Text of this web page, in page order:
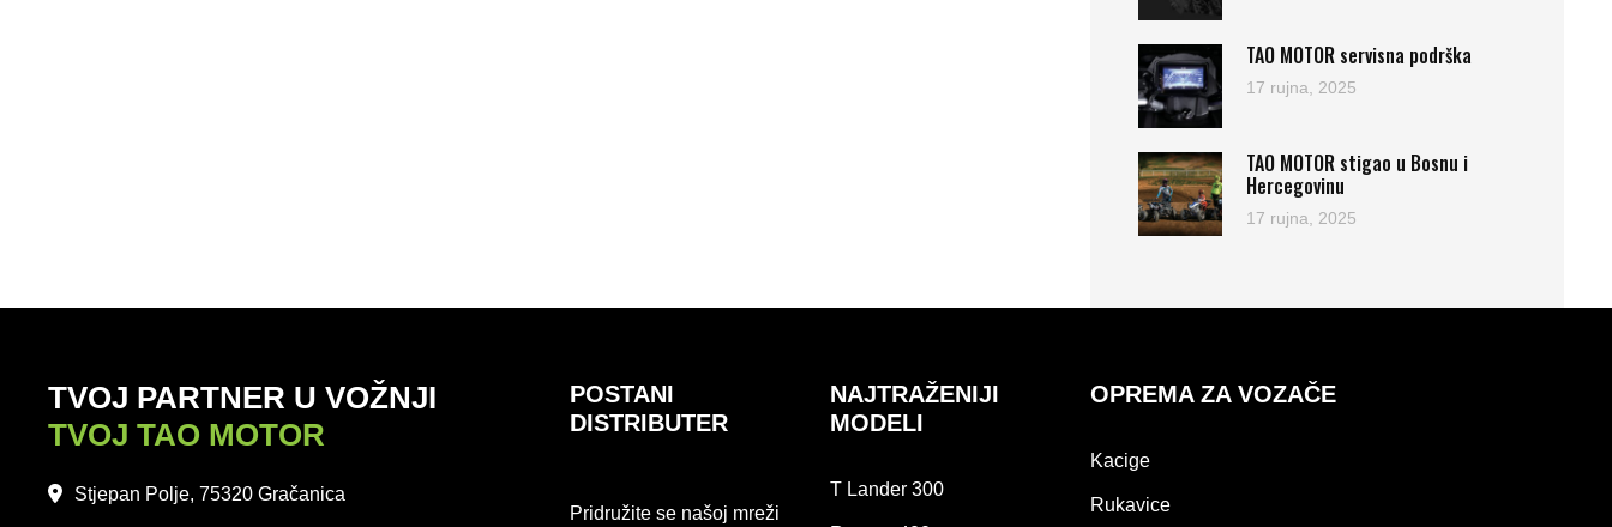
TAO MOTOR servisna podrška
17 rujna, 2025
TAO MOTOR stigao u Bosnu i
Hercegovinu
17 rujna, 2025
TVOJ PARTNER U VOŽNJI
TVOJ TAO MOTOR
Stjepan Polje, 75320 Gračanica
POSTANI
DISTRIBUTER
Pridružite se našoj mreži
NAJTRAŽENIJI
MODELI
T Lander 300
OPREMA ZA VOZAČE
Kacige
Rukavice